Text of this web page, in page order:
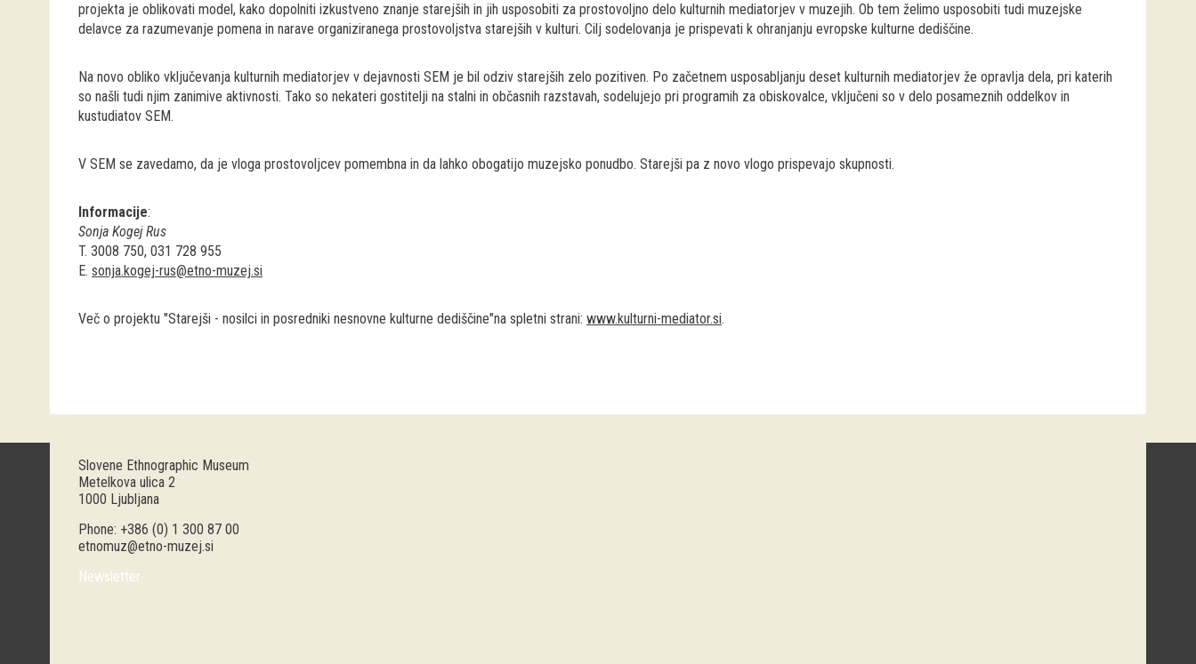
projekta je oblikovati model, kako dopolniti izkustveno znanje starejših in jih usposobiti za prostovoljno delo kulturnih mediatorjev v muzejih. Ob tem želimo usposobiti tudi muzejske
delavce za razumevanje pomena in narave organiziranega prostovoljstva starejših v kulturi. Cilj sodelovanja je prispevati k ohranjanju evropske kulturne dediščine.
Na novo obliko vključevanja kulturnih mediatorjev v dejavnosti SEM je bil odziv starejših zelo pozitiven. Po začetnem usposabljanju deset kulturnih mediatorjev že opravlja dela, pri katerih
so našli tudi njim zanimive aktivnosti. Tako so nekateri gostitelji na stalni in občasnih razstavah, sodelujejo pri programih za obiskovalce, vključeni so v delo posameznih oddelkov in
kustudiatov SEM.
V SEM se zavedamo, da je vloga prostovoljcev pomembna in da lahko obogatijo muzejsko ponudbo. Starejši pa z novo vlogo prispevajo skupnosti.
Informacije:
Sonja Kogej Rus
T. 3008 750, 031 728 955
E. sonja.kogej-rus@etno-muzej.si
Več o projektu "Starejši - nosilci in posredniki nesnovne kulturne dediščine"na spletni strani: www.kulturni-mediator.si.
Slovene Ethnographic Museum
Metelkova ulica 2
1000 Ljubljana
Phone: +386 (0) 1 300 87 00
etnomuz@etno-muzej.si
Newsletter